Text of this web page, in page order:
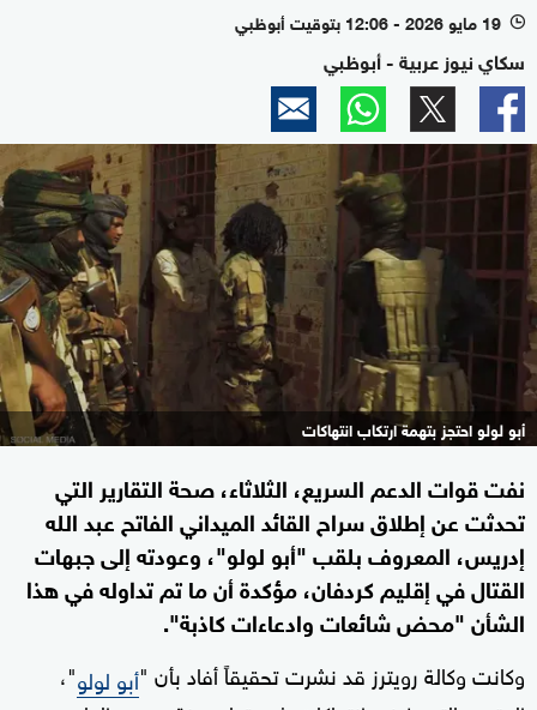
l 19 مايو 2026 - 12:06 بتوقيت أبوظبي
سكاي نيوز عربية - أبوظبي
أبو لولو احتجز بتهمة ارتكاب انتهاكات
نفت قوات الدعم السريع، الثلاثاء، صحة التقارير التي
تحدثت عن إطلاق سراح القائد الميداني الفاتح عبد الله
إدريس، المعروف بلقب "أبو لولو"، وعودته إلى جبهات
القتال في إقليم كردفان، مؤكدة أن ما تم تداوله في هذا
الشأن "محض شائعات وادعاءات كاذبة".
وكانت وكالة رويترز قد نشرت تحقيقاً أفاد بأن "أبو لولو"،